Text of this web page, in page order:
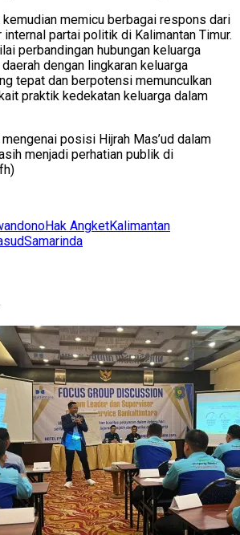
memicu berbagai respons dari
partai politik di Kalimantan Timur.
perbandingan hubungan keluarga
dengan lingkaran keluarga
tepat dan berpotensi memunculkan
praktik kedekatan keluarga dalam
posisi Hijrah Mas’ud dalam
menjadi perhatian publik di
Hak AngketKalimantan
Samarinda